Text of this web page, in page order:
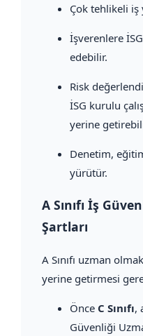
Çok tehlikeli
İşverenlere
edebilir.
Risk
İSG kurulu
yerine
Denetim,
yürütür.
A Sınıfı İş
Şartları
A Sınıfı uzman
yerine getirmesi
Önce C Sınıfı,
Güvenliği